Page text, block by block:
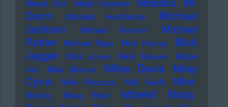
Mesut Özil
Metal Hammer
Doom
Michael Hutchence
Michael
Jackson
Michael Kemner
Michael
Rother
Michael Stipe Mick Harvey
Mick
Jagger
Mick Jones Micki Meuser
Midge
Ure
Mike Skinner Miles Davis
Miley
Cyrus
Mille Petrozza Milli Vanilli Mine
Ministry Missy Elliott Mittekill Moby